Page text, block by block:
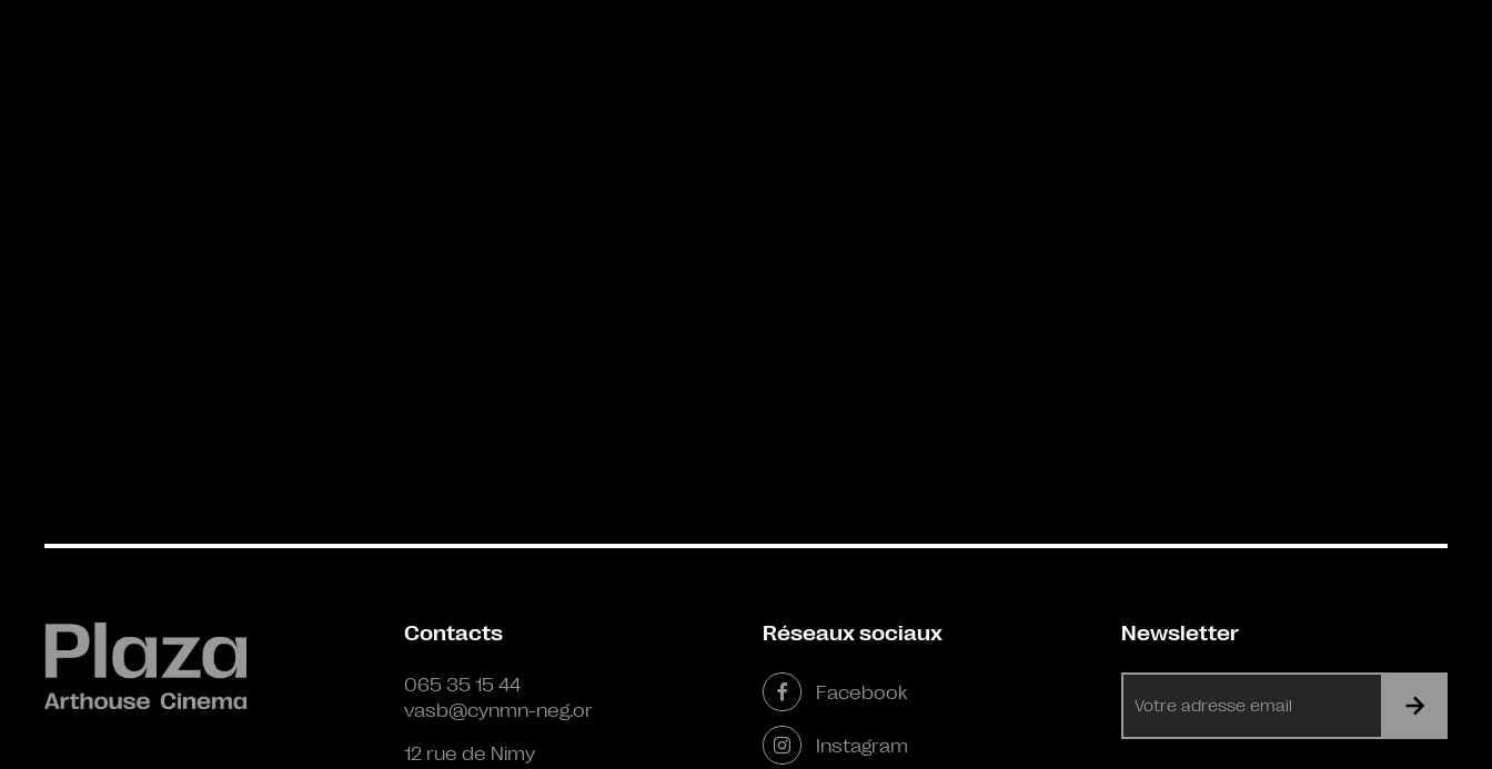
Contacts
065 35 15 44
vasb@cynmn-neg.or
12 rue de Nimy
Réseaux sociaux
Facebook
Instagram
Newsletter
mail